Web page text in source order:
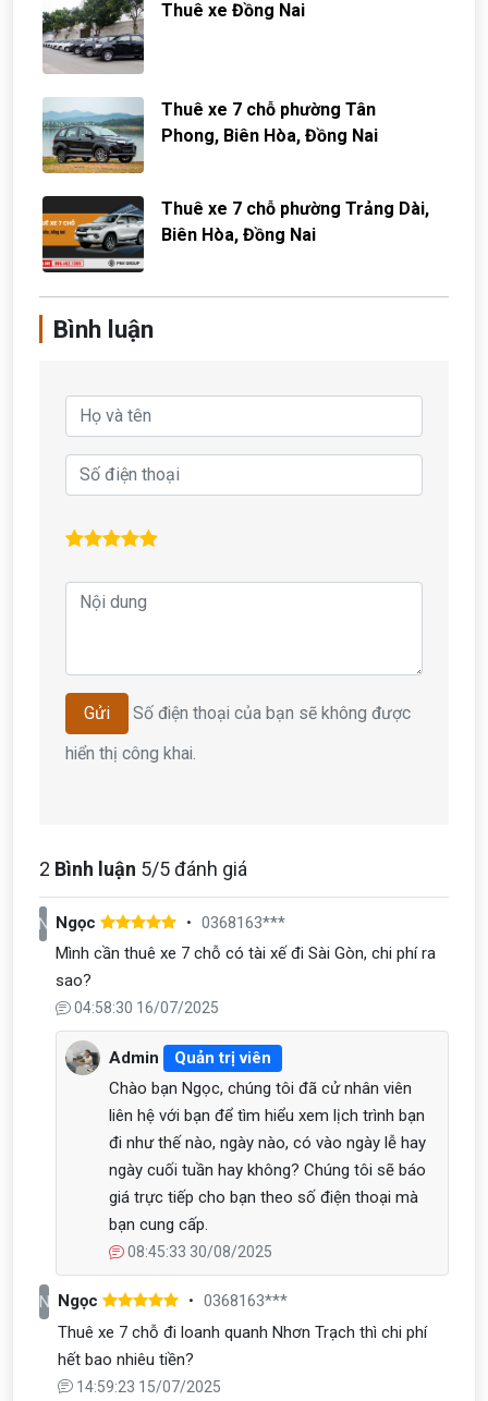
Thuê xe Đồng Nai
Thuê xe 7 chỗ phường Tân
Phong, Biên Hòa, Đồng Nai
Thuê xe 7 chỗ phường Trảng Dài,
Biên Hòa, Đồng Nai
Bình luận
Gửi
Số điện thoại của bạn sẽ không được
hiển thị công khai.
2 Bình luận 5/5 đánh giá
N Ngọc
0368163***
Mình cần thuê xe 7 chỗ có tài xế đi Sài Gòn, chi phí ra
sao?
04:58:30 16/07/2025
Admin
Quản trị viên
Chào bạn Ngọc, chúng tôi đã cử nhân viên
liên hệ với bạn để tìm hiểu xem lịch trình bạn
đi như thế nào, ngày nào, có vào ngày lễ hay
ngày cuối tuần hay không? Chúng tôi sẽ báo
giá trực tiếp cho bạn theo số điện thoại mà
bạn cung cấp.
08:45:33 30/08/2025
N Ngọc
0368163***
Thuê xe 7 chỗ đi loanh quanh Nhơn Trạch thì chi phí
hết bao nhiêu tiền?
14:59:23 15/07/2025